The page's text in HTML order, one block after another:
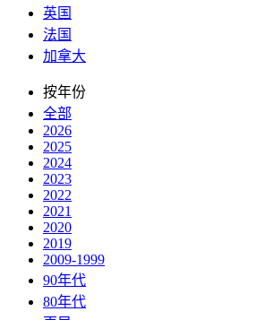
英国
法国
加拿大
按年份
全部
2026
2025
2024
2023
2022
2021
2020
2019
2009-1999
90年代
80年代